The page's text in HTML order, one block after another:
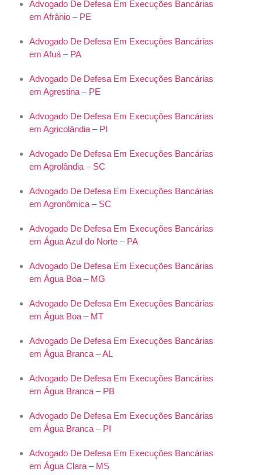
Advogado De Defesa Em Execuções Bancárias
em Afrânio – PE
Advogado De Defesa Em Execuções Bancárias
em Afuá – PA
Advogado De Defesa Em Execuções Bancárias
em Agrestina – PE
Advogado De Defesa Em Execuções Bancárias
em Agricolândia – PI
Advogado De Defesa Em Execuções Bancárias
em Agrolândia – SC
Advogado De Defesa Em Execuções Bancárias
em Agronômica – SC
Advogado De Defesa Em Execuções Bancárias
em Água Azul do Norte – PA
Advogado De Defesa Em Execuções Bancárias
em Água Boa – MG
Advogado De Defesa Em Execuções Bancárias
em Água Boa – MT
Advogado De Defesa Em Execuções Bancárias
em Água Branca – AL
Advogado De Defesa Em Execuções Bancárias
em Água Branca – PB
Advogado De Defesa Em Execuções Bancárias
em Água Branca – PI
Advogado De Defesa Em Execuções Bancárias
em Água Clara – MS